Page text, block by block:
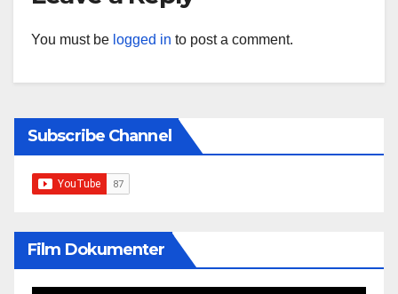
You must be logged in to post a comment.
Subscribe Channel
Film Dokumenter